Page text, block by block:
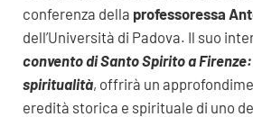
conferenza della professoressa
dell’Università di Padova. Il suo
convento di Santo Spirito a
spiritualità, offrirà un
eredità storica e spirituale di uno